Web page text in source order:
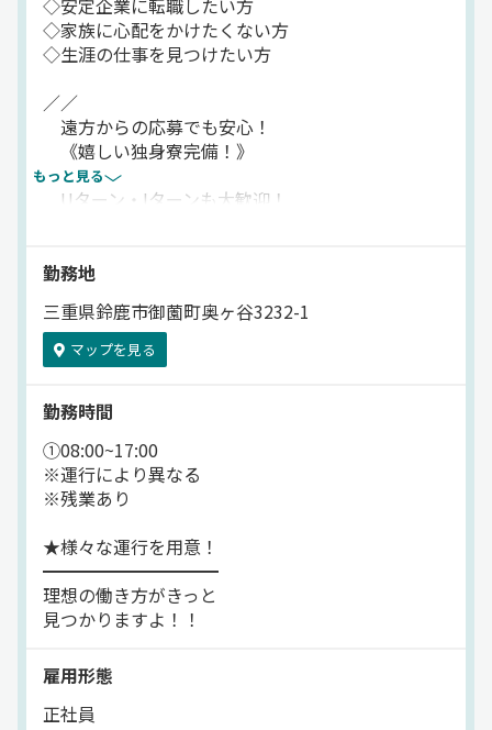
年2回支給の賞与に加え、
退職金制度、誕生日休暇など
大手グループならではの高待遇で
★━━━━━━━
法令順守を徹底！
━━━━━━━★
違法な運行は一切させません。
「ホワイト物流」推進運動にも賛同中で、
クリーンな環境の中で働けます。
◎◎◎
▽具体的な業務内容
正社員／大型ドライバー
￣￣￣￣￣￣￣￣￣￣￣￣￣
大型ドライバーとして、
自動車部品などの輸送をお任せします。
＜輸送品＞
自動車部品
＜積み降ろし方法＞
／／
この仕事のポイントを紹介！
◇安定企業に転職したい方
◇家族に心配をかけたくない方
◇生涯の仕事を見つけたい方
／／
遠方からの応募でも安心！
《嬉しい独身寮完備！》
Uターン・Iターンも大歓迎！
初期費用を抑えたい！」
「違う土地で働いてみたい！」
＼＼独身寮完備／／
当社で”心機一転！”
新しい生活を始めませんか？
もっと見る
勤務地
三重県鈴鹿市御薗町奥ヶ谷3232-1
マップを見る
勤務時間
①08:00~17:00
※運行により異なる
※残業あり
★様々な運行を用意！
━━━━━━━━━━
理想の働き方がきっと
見つかりますよ！！
雇用形態
正社員